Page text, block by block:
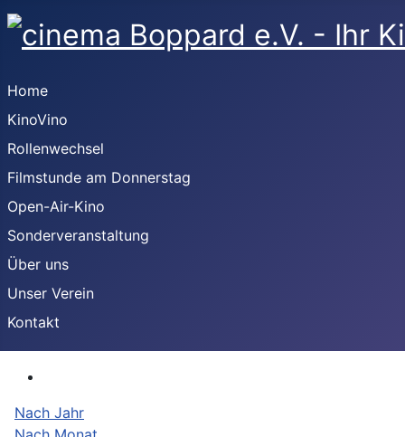
Home
KinoVino
Rollenwechsel
Filmstunde am Donnerstag
Open-Air-Kino
Sonderveranstaltung
Über uns
Unser Verein
Kontakt
Nach Jahr